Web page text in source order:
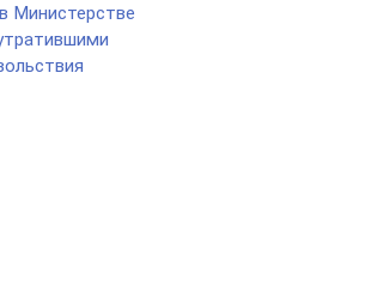
Министерстве